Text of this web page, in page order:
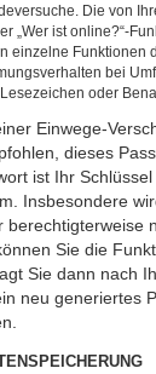
Die von
„Wer ist online?“-
einzelne Funktionen
bei
oder
Einwege-
dieses
ist Ihr
Insbesondere
berechtigterweise
Sie die
Sie dann nach
neu generiertes